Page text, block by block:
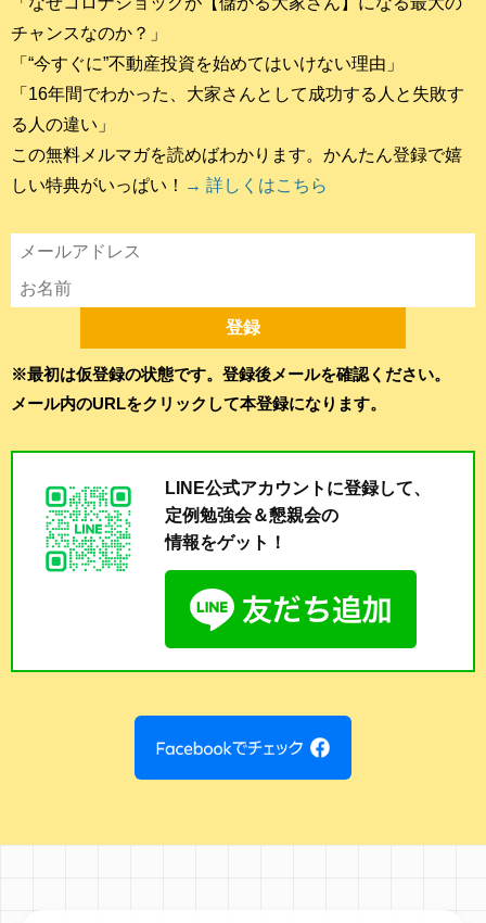
チャンスなのか？」
「“今すぐに”不動産投資を始めてはいけない理由」
「16年間でわかった、大家さんとして成功する人と失敗す
る人の違い」
この無料メルマガを読めばわかります。かんたん登録で嬉
しい特典がいっぱい！ → 詳しくはこちら
※最初は仮登録の状態です。登録後メールを確認ください。
メール内のURLをクリックして本登録になります。
LINE公式アカウントに登録して、
定例勉強会＆懇親会の
情報をゲット！